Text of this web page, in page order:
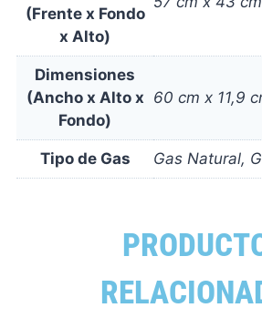
(Frente x Fondo
x Alto)
Dimensiones
(Ancho x Alto x
Fondo)
60 cm x 11,9
Tipo de Gas Gas Natural,